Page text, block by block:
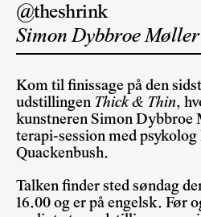
@theshrink
Simon Dybbroe Møller
Kom til finissage på den
udstillingen Thick & Thin,
kunstneren Simon Dybbroe
terapi-session med
Quackenbush.
Talken finder sted søndag
16.00 og er på engelsk. Før